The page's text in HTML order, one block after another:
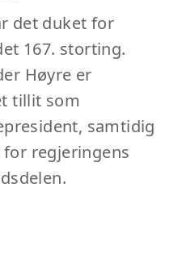
det duket for
167. storting.
Høyre er
tillit som
samtidig
regjeringens